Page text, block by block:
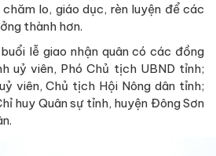
lo, giáo dục, rèn luyện để các
thành hơn.
lễ giao nhận quân có các đồng
uỷ viên, Phó Chủ tịch UBND tỉnh;
viên, Chủ tịch Hội Nông dân tỉnh;
huy Quân sự tỉnh, huyện Đông Sơn